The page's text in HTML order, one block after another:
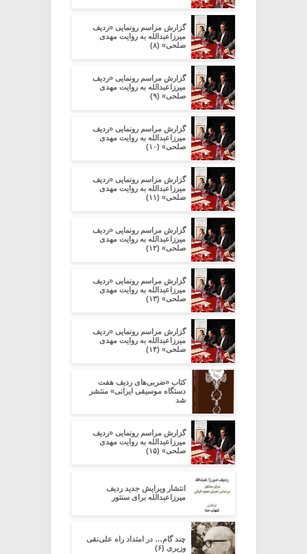
گزارش مراسم رونمایی «ردیف
میرزاعبدالله به روایت مهدی
صلحی» (۸)
گزارش مراسم رونمایی «ردیف
میرزاعبدالله به روایت مهدی
صلحی» (۹)
گزارش مراسم رونمایی «ردیف
میرزاعبدالله به روایت مهدی
صلحی» (۱۰)
گزارش مراسم رونمایی «ردیف
میرزاعبدالله به روایت مهدی
صلحی» (۱۱)
گزارش مراسم رونمایی «ردیف
میرزاعبدالله به روایت مهدی
صلحی» (۱۲)
گزارش مراسم رونمایی «ردیف
میرزاعبدالله به روایت مهدی
صلحی» (۱۳)
گزارش مراسم رونمایی «ردیف
میرزاعبدالله به روایت مهدی
صلحی» (۱۴)
کتاب «ضربی‌های ردیف هفت
دستگاه موسیقی ایرانی» منتشر
شد
گزارش مراسم رونمایی «ردیف
میرزاعبدالله به روایت مهدی
صلحی» (۱۵)
انتشار ویرایش جدید ردیف
میرزاعبدالله برای سنتور
چند گام… در امتداد راه علی‌نقی
وزیری (۶)